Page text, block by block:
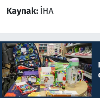
Kaynak: İHA